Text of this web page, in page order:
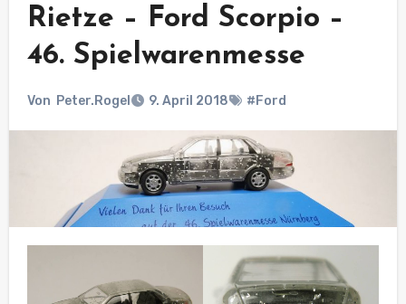
Rietze – Ford Scorpio –
46. Spielwarenmesse
Von Peter.Rogel 9. April 2018 #Ford